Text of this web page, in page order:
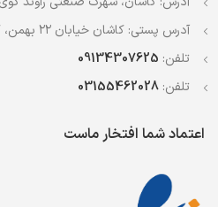
آدرس پستی: کاشان خیابان ۲۲ بهمن، کوی روشن، پلاک ۶۷.
تلفن: 09134307625
تلفن: 03155462028
اعتماد شما افتخار ماست